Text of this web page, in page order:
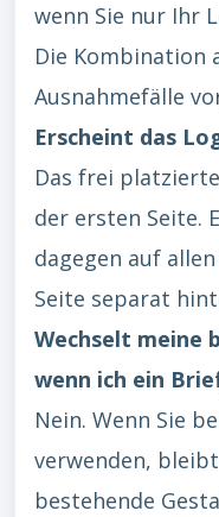
wenn Sie nur Ihr
Die Kombination
Ausnahmefälle
Erscheint das
Das frei
der ersten Seite.
dagegen auf
Seite separat
Wechselt meine
wenn ich ein
Nein. Wenn Sie
verwenden,
bestehende